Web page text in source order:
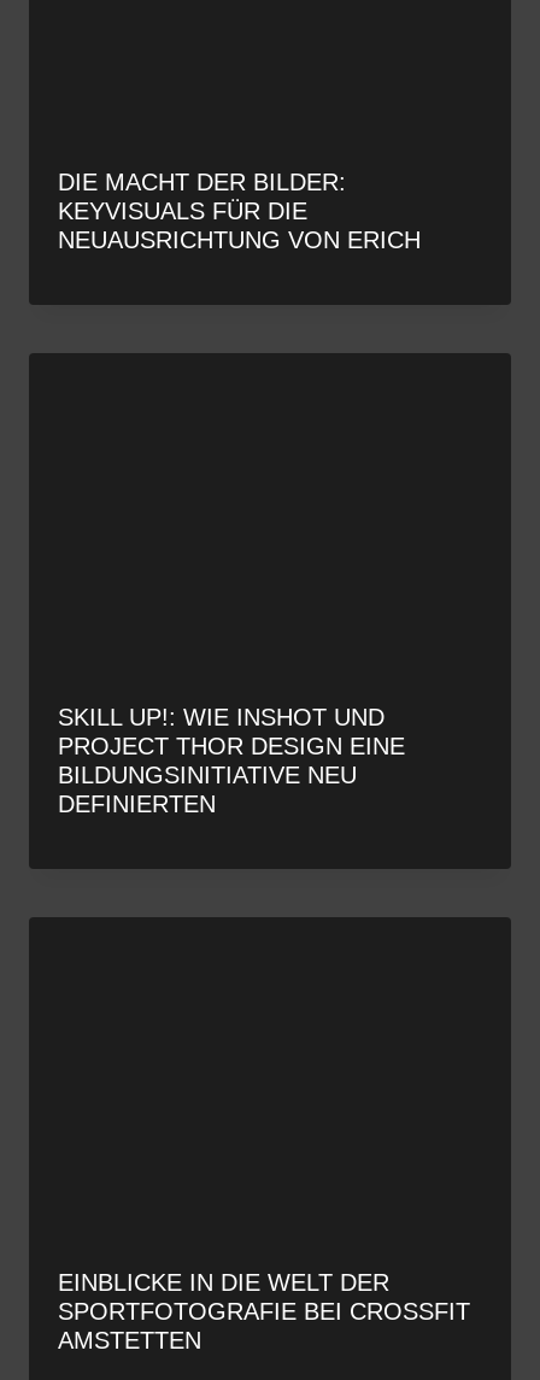
DIE MACHT DER BILDER:
KEYVISUALS FÜR DIE
NEUAUSRICHTUNG VON ERICH
SKILL UP!: WIE INSHOT UND
PROJECT THOR DESIGN EINE
BILDUNGSINITIATIVE NEU
DEFINIERTEN
EINBLICKE IN DIE WELT DER
SPORTFOTOGRAFIE BEI CROSSFIT
AMSTETTEN